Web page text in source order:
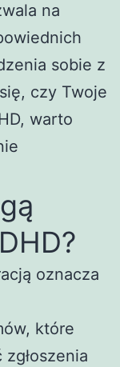
na
sobie z
czy Twoje
warto
oznacza
które